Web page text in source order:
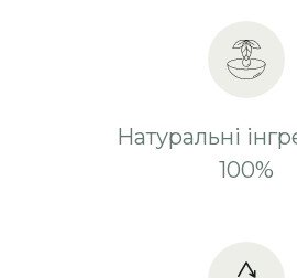
Натуральні
100%